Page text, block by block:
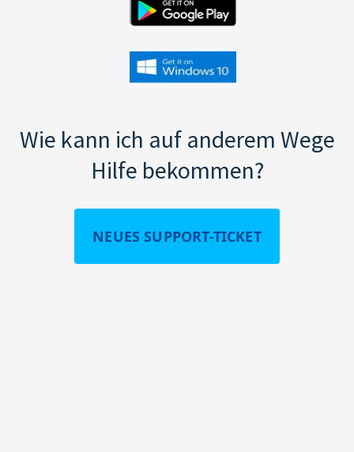
Wie kann ich auf anderem Wege
Hilfe bekommen?
NEUES SUPPORT-TICKET